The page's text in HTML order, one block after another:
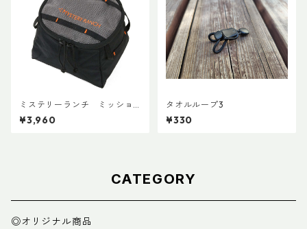
ミステリーランチ ミッショ
ンパッキングキューブ S ブラ
ック
¥3,960
タオルループ3
¥330
CATEGORY
◎オリジナル商品